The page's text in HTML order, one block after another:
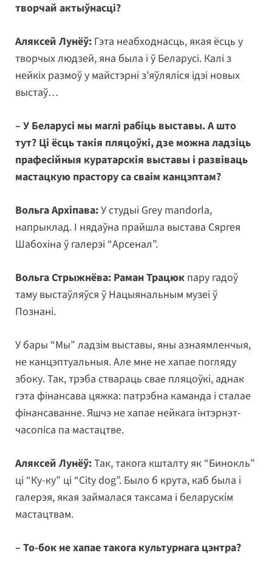
творчай актыўнасці?
Аляксей Лунёў: Гэта неабходнасць, якая ёсць у
творчых людзей, яна была і ў Беларусі. Калі з
нейкіх размоў у майстэрні з’яўляліся ідэі новых
выстаў…
– У Беларусі мы маглі рабіць выставы. А што
тут? Ці ёсць такія пляцоўкі, дзе можна ладзіць
прафесійныя куратарскія выставы і развіваць
мастацкую прастору са сваім канцэптам?
Вольга Архіпава:У студыі Grey mandorla,
напрыклад. І нядаўна прайшла выстава Сяргея
Шабохіна ў галерэі “Арсенал”.
Вольга Стрыжнёва: Раман Трацюк пару гадоў
таму выстаўляўся ў Нацыянальным музеі ў
Познані.
У бары “Мы” ладзім выставы, яны азнаямленчыя,
не канцэптуальныя. Але мне не хапае погляду
збоку. Так, трэба ствараць свае пляцоўкі, аднак
гэта фінансава цяжка: патрэбна каманда і сталае
фінансаванне. Яшчэ не хапае нейкага інтэрнэт-
часопіса па мастацтве.
Аляксей Лунёў:Так, такога кшталту як “Бинокль”
ці “Ку-ку” ці “City dog”. Было б крута, каб была і
галерэя, якая займалася таксама і беларускім
мастацтвам.
– То-бок не хапае такога культурнага цэнтра?